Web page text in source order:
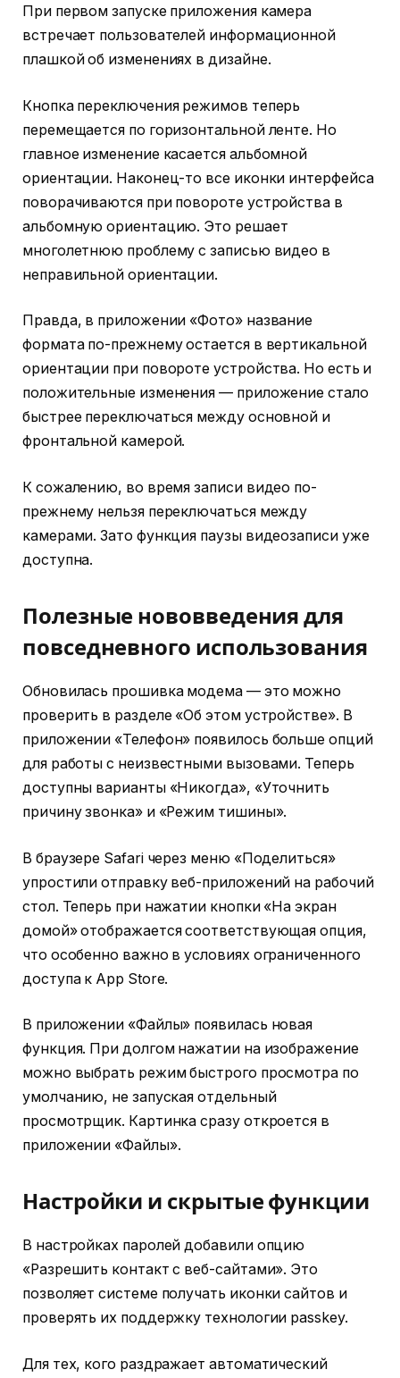
При первом запуске приложения камера
встречает пользователей информационной
плашкой об изменениях в дизайне.
Кнопка переключения режимов теперь
перемещается по горизонтальной ленте. Но
главное изменение касается альбомной
ориентации. Наконец-то все иконки интерфейса
поворачиваются при повороте устройства в
альбомную ориентацию. Это решает
многолетнюю проблему с записью видео в
неправильной ориентации.
Правда, в приложении «Фото» название
формата по-прежнему остается в вертикальной
ориентации при повороте устройства. Но есть и
положительные изменения — приложение стало
быстрее переключаться между основной и
фронтальной камерой.
К сожалению, во время записи видео по-
прежнему нельзя переключаться между
камерами. Зато функция паузы видеозаписи уже
доступна.
Полезные нововведения для
повседневного использования
Обновилась прошивка модема — это можно
проверить в разделе «Об этом устройстве». В
приложении «Телефон» появилось больше опций
для работы с неизвестными вызовами. Теперь
доступны варианты «Никогда», «Уточнить
причину звонка» и «Режим тишины».
В браузере Safari через меню «Поделиться»
упростили отправку веб-приложений на рабочий
стол. Теперь при нажатии кнопки «На экран
домой» отображается соответствующая опция,
что особенно важно в условиях ограниченного
доступа к App Store.
В приложении «Файлы» появилась новая
функция. При долгом нажатии на изображение
можно выбрать режим быстрого просмотра по
умолчанию, не запуская отдельный
просмотрщик. Картинка сразу откроется в
приложении «Файлы».
Настройки и скрытые функции
В настройках паролей добавили опцию
«Разрешить контакт с веб-сайтами». Это
позволяет системе получать иконки сайтов и
проверять их поддержку технологии passkey.
Для тех, кого раздражает автоматический